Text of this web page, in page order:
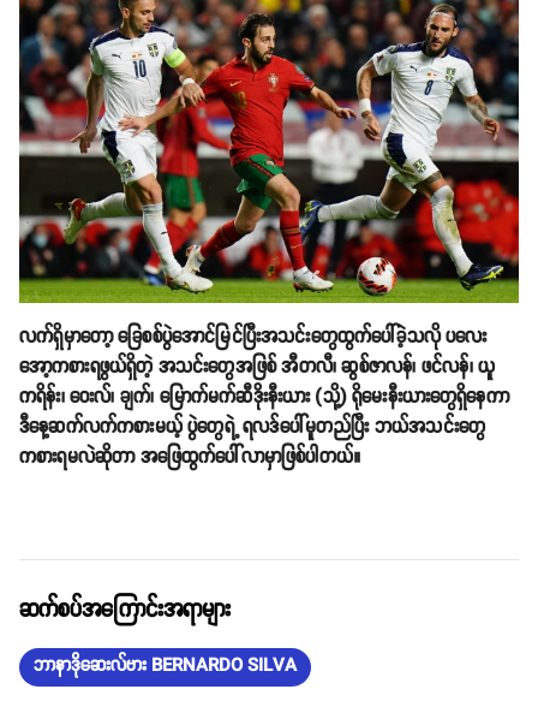
လက်ရှိမှာတော့ ခြေစစ်ပွဲအောင်မြင်ပြီးအသင်းတွေထွက်ပေါ်ခဲ့သလို ပလေး
အော့ကစားရဖွယ်ရှိတဲ့ အသင်းတွေအဖြစ် အီတလီ၊ ဆွစ်ဇာလန်၊ ဖင်လန်၊ ယူ
ကရိန်း၊ ဝေးလ်၊ ချက်၊ မြောက်မက်ဆီဒိုးနီးယား (သို့) ရိုမေးနီးယားတွေရှိနေကာ
ဒီနေ့ဆက်လက်ကစားမယ့် ပွဲတွေရဲ့ ရလဒ်ပေါ်မူတည်ပြီး ဘယ်အသင်းတွေ
ကစားရမလဲဆိုတာ အဖြေထွက်ပေါ်လာမှာဖြစ်ပါတယ်။
ဆက်စပ်အကြောင်းအရာများ
ဘာနာဒိုဆေးလ်ဗား BERNARDO SILVA